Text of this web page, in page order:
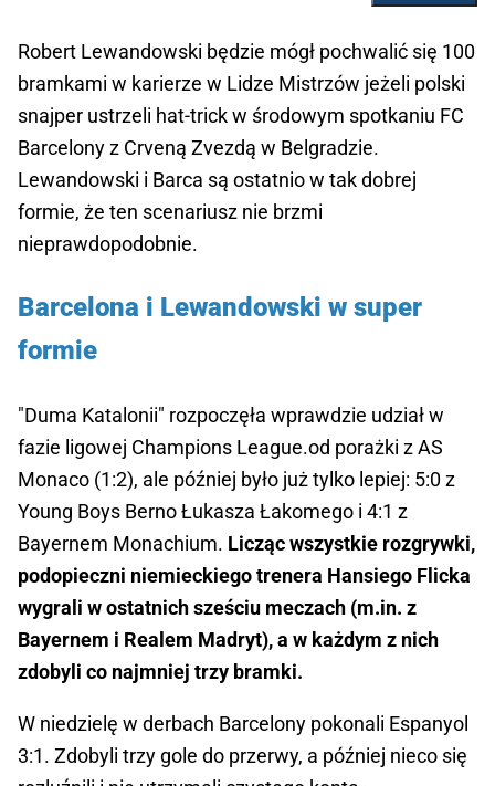
Robert Lewandowski będzie mógł pochwalić się 100
bramkami w karierze w Lidze Mistrzów jeżeli polski
snajper ustrzeli hat-trick w środowym spotkaniu FC
Barcelony z Crveną Zvezdą w Belgradzie.
Lewandowski i Barca są ostatnio w tak dobrej
formie, że ten scenariusz nie brzmi
nieprawdopodobnie.
Barcelona i Lewandowski w super
formie
"Duma Katalonii" rozpoczęła wprawdzie udział w
fazie ligowej Champions League.od porażki z AS
Monaco (1:2), ale później było już tylko lepiej: 5:0 z
Young Boys Berno Łukasza Łakomego i 4:1 z
Bayernem Monachium. Licząc wszystkie rozgrywki,
podopieczni niemieckiego trenera Hansiego Flicka
wygrali w ostatnich sześciu meczach (m.in. z
Bayernem i Realem Madryt), a w każdym z nich
zdobyli co najmniej trzy bramki.
W niedzielę w derbach Barcelony pokonali Espanyol
3:1. Zdobyli trzy gole do przerwy, a później nieco się